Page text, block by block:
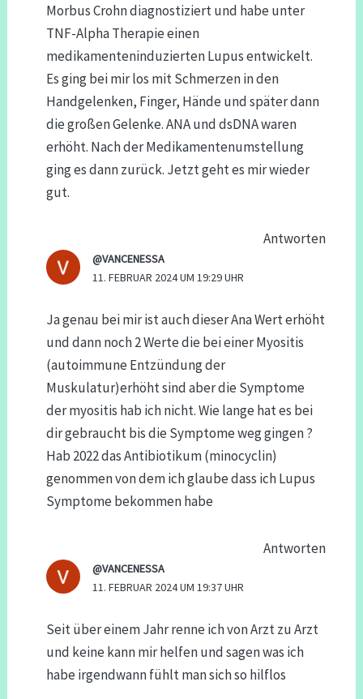
Morbus Crohn diagnostiziert und habe unter
TNF-Alpha Therapie einen
medikamenteninduzierten Lupus entwickelt.
Es ging bei mir los mit Schmerzen in den
Handgelenken, Finger, Hände und später dann
die großen Gelenke. ANA und dsDNA waren
erhöht. Nach der Medikamentenumstellung
ging es dann zurück. Jetzt geht es mir wieder
gut.
Antworten
@VANCENESSA
11. FEBRUAR 2024 UM 19:29 UHR
Ja genau bei mir ist auch dieser Ana Wert erhöht
und dann noch 2 Werte die bei einer Myositis
(autoimmune Entzündung der
Muskulatur)erhöht sind aber die Symptome
der myositis hab ich nicht. Wie lange hat es bei
dir gebraucht bis die Symptome weg gingen ?
Hab 2022 das Antibiotikum (minocyclin)
genommen von dem ich glaube dass ich Lupus
Symptome bekommen habe
Antworten
@VANCENESSA
11. FEBRUAR 2024 UM 19:37 UHR
Seit über einem Jahr renne ich von Arzt zu Arzt
und keine kann mir helfen und sagen was ich
habe irgendwann fühlt man sich so hilflos